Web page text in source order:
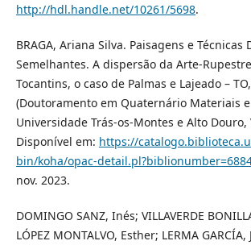
http://hdl.handle.net/10261/5698.
BRAGA, Ariana Silva. Paisagens e
Semelhantes. A dispersão da Arte-
Tocantins, o caso de Palmas e Lajeado –
(Doutoramento em Quaternário Materiais
Universidade Trás-os-Montes e Alto Douro,
Disponível em: https://
bin/koha/opac-
nov. 2023.
DOMINGO SANZ, Inés; VILLAVERDE
LÓPEZ MONTALVO, Esther; LERMA GARCÍA,